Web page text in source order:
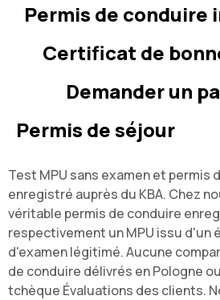
Permis de conduire
Certificat de
Demander un
Permis de séjour
Test MPU sans examen et permis
enregistré auprès du KBA. Chez
véritable permis de conduire
respectivement un MPU issu d'un
d'examen légitimé. Aucune
de conduire délivrés en Pologne
tchèque Évaluations des clients.